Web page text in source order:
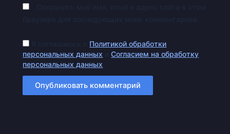
Политикой обработки
персональных данных иСогласием на обработку
персональных данных